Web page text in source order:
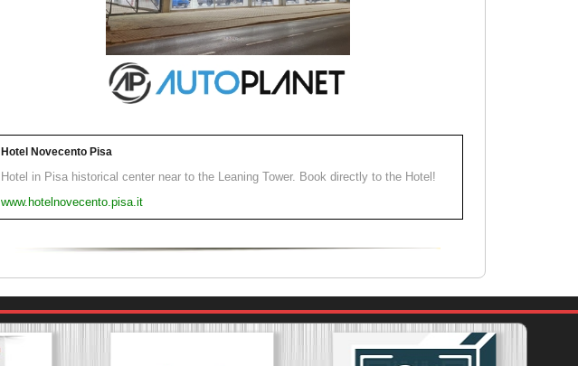
Hotel Novecento Pisa
Hotel in Pisa historical center near to the Leaning Tower. Book directly to the Hotel!
www.hotelnovecento.pisa.it